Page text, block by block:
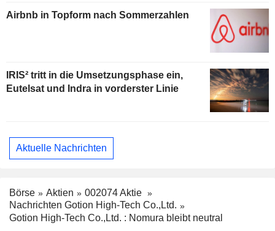
Airbnb in Topform nach Sommerzahlen
IRIS² tritt in die Umsetzungsphase ein,
Eutelsat und Indra in vorderster Linie
Aktuelle Nachrichten
Börse Aktien
002074 Aktie
Nachrichten Gotion High-Tech Co.,Ltd.
Gotion High-Tech Co.,Ltd. : Nomura bleibt neutral